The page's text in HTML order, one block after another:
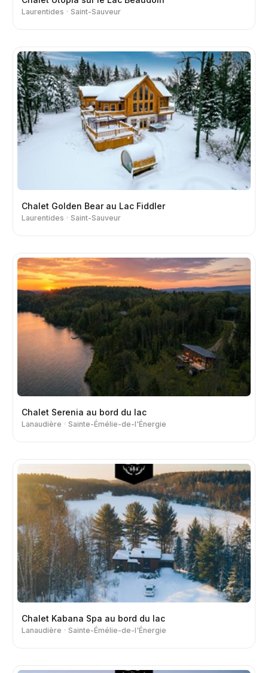
Laurentides Saint-Sauveur
Chalet Golden Bear au Lac Fiddler
Laurentides Saint-Sauveur
Chalet Serenia au bord du lac
Lanaudière Sainte-Émélie-de-l'Énergie
Chalet Kabana Spa au bord du lac
Lanaudière Sainte-Émélie-de-l'Énergie